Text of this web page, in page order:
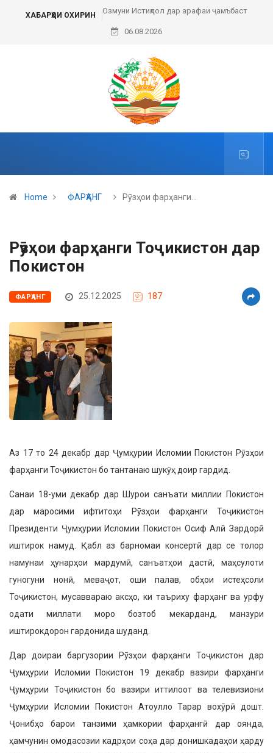
ХАБАРҲОИ ОХИРИН Озмуни Истиқлол дар арафаи ҷамъбаст
06.08.2026
Home ФАРҲАНГ Рӯзҳои фарҳанги…
Рӯзҳои фарҳанги Тоҷикистон дар
Покистон
ФАРҲАНГ 25.12.2025 187
Аз 17 то 24 декабр дар Ҷумҳурии Исломии Покистон Рӯзҳои
фарҳанги Тоҷикистон бо тантанаю шукӯҳ доир гардид.
Санаи 18-уми декабр дар Шурои санъати миллии Покистон
дар маросими ифтитоҳи Рӯзҳои фарҳанги Тоҷикистон
Президенти Ҷумҳурии Исломии Покистон Осиф Алӣ Зардорӣ
иштирок намуд. Қабл аз барномаи консертӣ дар се толор
намунаи ҳунарҳои мардумӣ, санъатҳои дастӣ, маҳсулоти
гуногуни нонӣ, меваҷот, оши палав, обҳои истеҳсоли
Тоҷикистон, мусаввараю аксҳо, ки таъриху фарҳанг ва урфу
одати миллати моро бозтоб мекарданд, манзури
иштирокдорон гардонида шуданд.
Дар доираи баргузории Рӯзҳои фарҳанги Тоҷикистон дар
Ҷумҳурии Исломии Покистон 19 декабр вазири фарҳанги
Ҷумҳурии Тоҷикистон бо вазири иттилоот ва телевизиони
Ҷумҳурии Исломии Покистон Атоулло Тарар вохӯрӣ дошт.
Ҷонибҳо барои танзими ҳамкории фарҳангӣ дар оянда,
ҳамчунин омодасозии кадрҳои соҳа дар донишкадаҳои ҳарду